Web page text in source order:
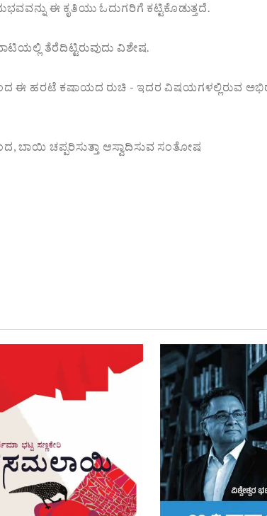
ಈ ಕೃತಿಯು ಓದುಗರಿಗೆ ಕಟ್ಟಿಕೊಡುತ್ತದೆ.
ತೆರೆದಿಟ್ಟಿರುವುದು ವಿಶೇಷ.
ಈ ಹರಟೆ ಕಷಾಯದ ರುಚಿ - ಇದರ ವಿಷಯಗಳಲ್ಲಿರುವ
ಬಾಯಿ ಚಪ್ಪರಿಸುತ್ತಾ ಆಸ್ವಾದಿಸುವ ಸಂತೋಷ